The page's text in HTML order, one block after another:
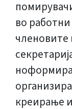
во
членовите
креирање и